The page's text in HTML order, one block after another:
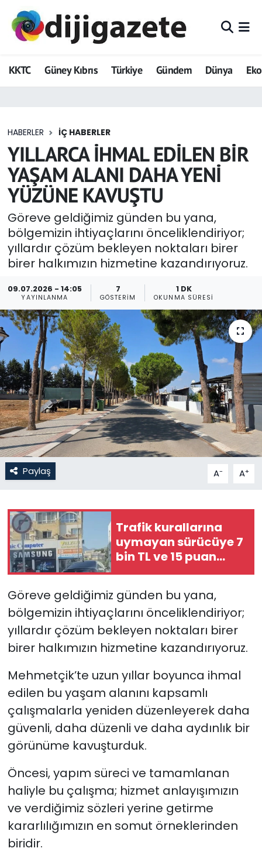
KKTC Güney Kıbrıs Türkiye Gündem Dünya
HABERLER İÇ HABERLER
YILLARCA İHMAL EDİLEN BİR
YAŞAM ALANI DAHA YENİ
YÜZÜNE KAVUŞTU
Göreve geldiğimiz günden bu yana,
bölgemizin ihtiyaçlarını önceliklendiriyor;
yıllardır çözüm bekleyen noktaları birer
birer halkımızın hizmetine kazandırıyoruz.
09.07.2026 - 14:05
YAYINLANMA
7
GÖSTERIM
1 DK
OKUNMA SÜRESI
Paylaş A- A+
Trafik kurallarına
uymayan sürücüye 7
bin TL ve 15 puan
ceza…
Göreve geldiğimiz günden bu yana,
bölgemizin ihtiyaçlarını önceliklendiriyor;
yıllardır çözüm bekleyen noktaları birer
birer halkımızın hizmetine kazandırıyoruz.
Mehmetçik’te uzun yıllar boyunca ihmal
edilen bu yaşam alanını kapsamlı
çalışmalarla yeniden düzenleyerek daha
güvenli, daha düzenli ve daha aydınlık bir
görünüme kavuşturduk.
Öncesi, yapım süreci ve tamamlanan
haliyle bu çalışma; hizmet anlayışımızın
ve verdiğimiz sözleri yerine getirme
kararlılığımızın en somut örneklerinden
biridir.
ADVERTORIAL
Dijigazete
Eğitim
Ekonomi
Foto Galeri
GEZİ
Güncel
Gündem
KKTC
KKTC YEREL SEÇİM 2018
Kültür Sanat
Magazin
Moda
Nöbetçi Eczaneler
Politika
SAĞLIK
Teknoloji
TÜRKiYE
Video Galeri
YAŞAM
Yazarlar
Hava Durumu
Trafik Durumu
Tüm Manşetler
Son Dakika Haberleri
Haber Arşivi